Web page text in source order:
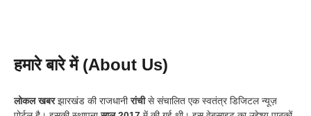
हमारे बारे में (About Us)
लोकल खबरझारखंड की राजधानीरांचीसे संचालित एक स्वतंत्र डिजिटल न्यूज़